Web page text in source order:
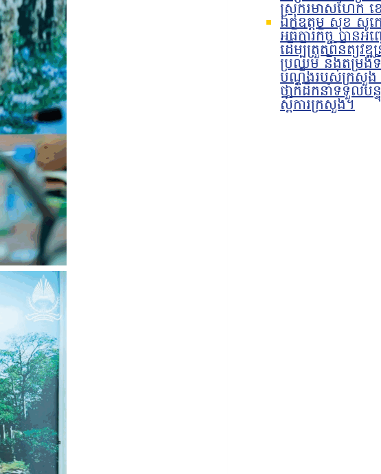
ស្រុករមាសហែក ខ
ឯកឧត្តម សុខ សូកេ
អធិការកិច្ច បានអ
ដើម្បីត្រួតពិនិត្យវ
ប្រឈម និងតម្រង់ទិ
បណ្តឹងរបស់ក្រសួង
ថ្នាក់ដឹកនាំទទួលប
ស្ដីការក្រសួង។